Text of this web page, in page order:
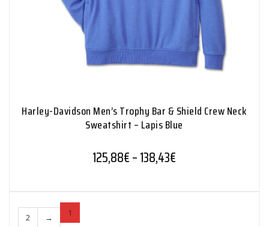
Harley-Davidson Men’s Trophy Bar & Shield Crew Neck
Sweatshirt – Lapis Blue
125,88€–138,43€
1
2 →